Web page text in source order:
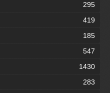
295
419
185
547
1430
283